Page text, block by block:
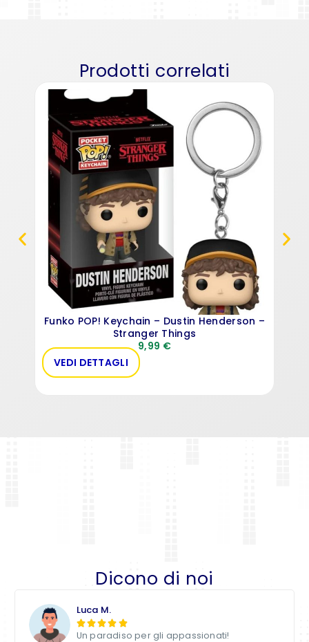
Prodotti correlati
Funko POP! Keychain – Dustin Henderson –
Stranger Things
9,99 €
VEDI DETTAGLI
Dicono di noi
Luca M.
 
Un paradiso per gli appassionati!